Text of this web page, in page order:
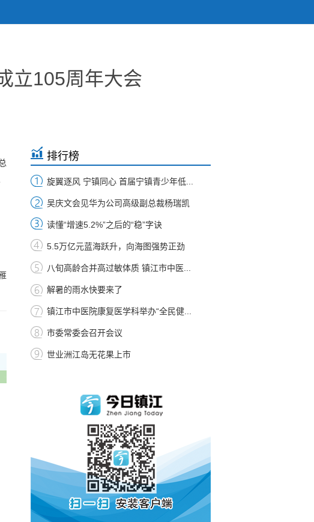
立105周年大会
排行榜
旋翼逐风 宁镇同心 首届宁镇青少年低...
吴庆文会见华为公司高级副总裁杨瑞凯
读懂“增速5.2%”之后的“稳”字诀
5.5万亿元蓝海跃升，向海图强势正劲
八旬高龄合并高过敏体质 镇江市中医...
解暑的雨水快要来了
镇江市中医院康复医学科举办“全民健...
市委常委会召开会议
世业洲江岛无花果上市